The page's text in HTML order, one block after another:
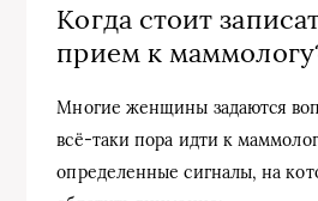
Когда стоит
прием к
Многие женщины задаются
всё-таки пора идти к
определенные сигналы, на